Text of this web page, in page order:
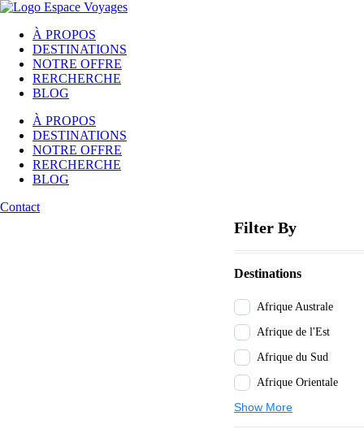
À PROPOS
DESTINATIONS
NOTRE OFFRE
RERCHERCHE
BLOG
À PROPOS
DESTINATIONS
NOTRE OFFRE
RERCHERCHE
BLOG
Contact
Filter By
Destinations
Afrique Australe
Afrique de l'Est
Afrique du Sud
Afrique Orientale
Show More